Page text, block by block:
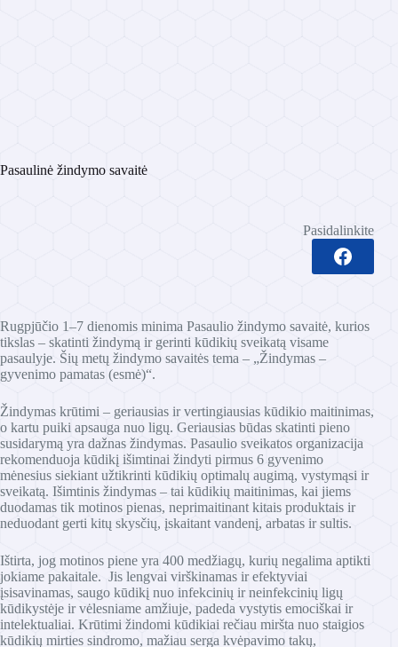
Pasaulinė žindymo savaitė
Pasidalinkite
Rugpjūčio 1–7 dienomis minima Pasaulio žindymo savaitė, kurios
tikslas – skatinti žindymą ir gerinti kūdikių sveikatą visame
pasaulyje. Šių metų žindymo savaitės tema – „Žindymas –
gyvenimo pamatas (esmė)“.
Žindymas krūtimi – geriausias ir vertingiausias kūdikio maitinimas,
o kartu puiki apsauga nuo ligų. Geriausias būdas skatinti pieno
susidarymą yra dažnas žindymas. Pasaulio sveikatos organizacija
rekomenduoja kūdikį išimtinai žindyti pirmus 6 gyvenimo
mėnesius siekiant užtikrinti kūdikių optimalų augimą, vystymąsi ir
sveikatą. Išimtinis žindymas – tai kūdikių maitinimas, kai jiems
duodamas tik motinos pienas, neprimaitinant kitais produktais ir
neduodant gerti kitų skysčių, įskaitant vandenį, arbatas ir sultis.
Ištirta, jog motinos piene yra 400 medžiagų, kurių negalima aptikti
jokiame pakaitale. Jis lengvai virškinamas ir efektyviai
įsisavinamas, saugo kūdikį nuo infekcinių ir neinfekcinių ligų
kūdikystėje ir vėlesniame amžiuje, padeda vystytis emociškai ir
intelektualiai. Krūtimi žindomi kūdikiai rečiau miršta nuo staigios
kūdikių mirties sindromo, mažiau serga kvėpavimo takų,